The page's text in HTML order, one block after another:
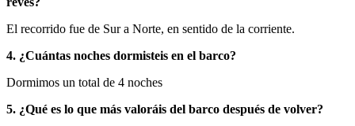
El recorrido fue de Sur a Norte, en sentido de la corriente.
4. ¿Cuántas noches dormisteis en el barco?
Dormimos un total de 4 noches
5. ¿Qué es lo que más valoráis del barco después de volver?